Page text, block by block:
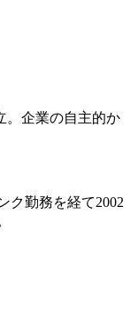
。企業の自主的か
ク勤務を経て2002